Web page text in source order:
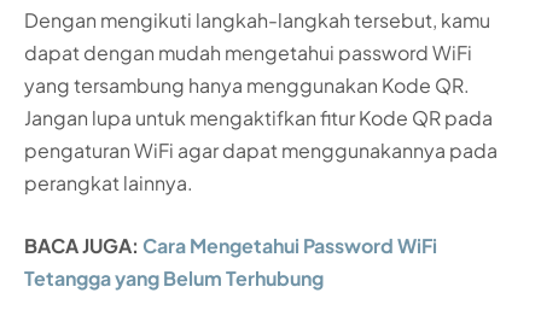
Dengan mengikuti langkah-langkah tersebut, kamu
dapat dengan mudah mengetahui password WiFi
yang tersambung hanya menggunakan Kode QR.
Jangan lupa untuk mengaktifkan fitur Kode QR pada
pengaturan WiFi agar dapat menggunakannya pada
perangkat lainnya.
BACA JUGA: Cara Mengetahui Password WiFi
Tetangga yang Belum Terhubung